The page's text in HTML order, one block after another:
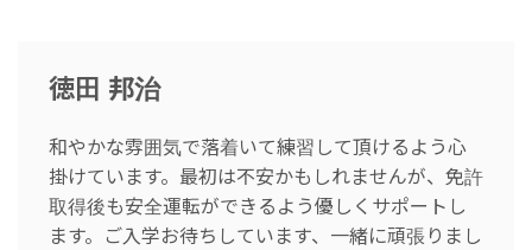
徳田 邦治
和やかな雰囲気で落着いて練習して頂けるよう心
掛けています。最初は不安かもしれませんが、免許
取得後も安全運転ができるよう優しくサポートし
ます。ご入学お待ちしています、一緒に頑張りまし